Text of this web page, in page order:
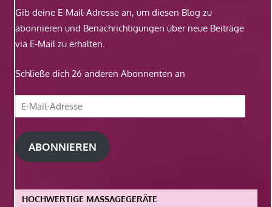
Gib deine E-Mail-Adresse an, um diesen Blog zu
abonnieren und Benachrichtigungen über neue Beiträge
via E-Mail zu erhalten.
Schließe dich 26 anderen Abonnenten an
E-
Mail-
Adresse
ABONNIEREN
HOCHWERTIGE MASSAGEGERÄTE